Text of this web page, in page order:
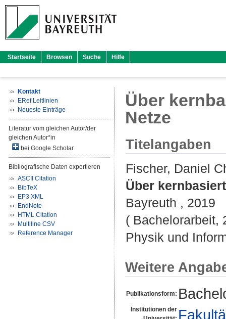
Startseite Browsen Suche Hilfe
Kontakt
ERef Leitlinien
Neueste Einträge
Literatur vom gleichen Autor/der
gleichen Autor*in
bei Google Scholar
Bibliografische Daten exportieren
ASCII Citation
BibTeX
EP3 XML
EndNote
HTML Citation
Multiline CSV
Reference Manager
Über
Netze
Titelangaben
Fischer, Daniel
Über
Bayreuth , 2019
( Bachelorarbeit,
Physik und
Weitere
Publikationsform:
Institutionen der